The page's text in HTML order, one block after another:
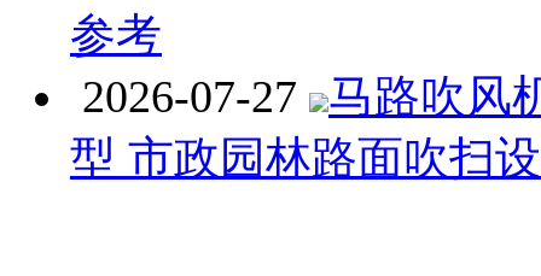
参考
2026-07-27
马路吹风
型 市政园林路面吹扫